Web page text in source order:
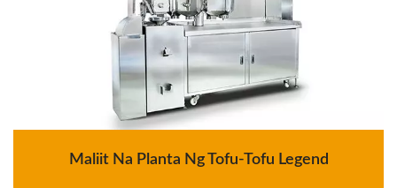
Maliit Na Planta Ng Tofu-Tofu Legend